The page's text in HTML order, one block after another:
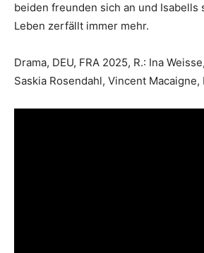
beiden freunden sich an und
Leben zerfällt immer mehr.
Drama, DEU, FRA 2025, R.: Ina
Saskia Rosendahl, Vincent Macaigne,